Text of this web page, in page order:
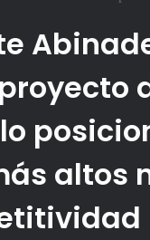
altos